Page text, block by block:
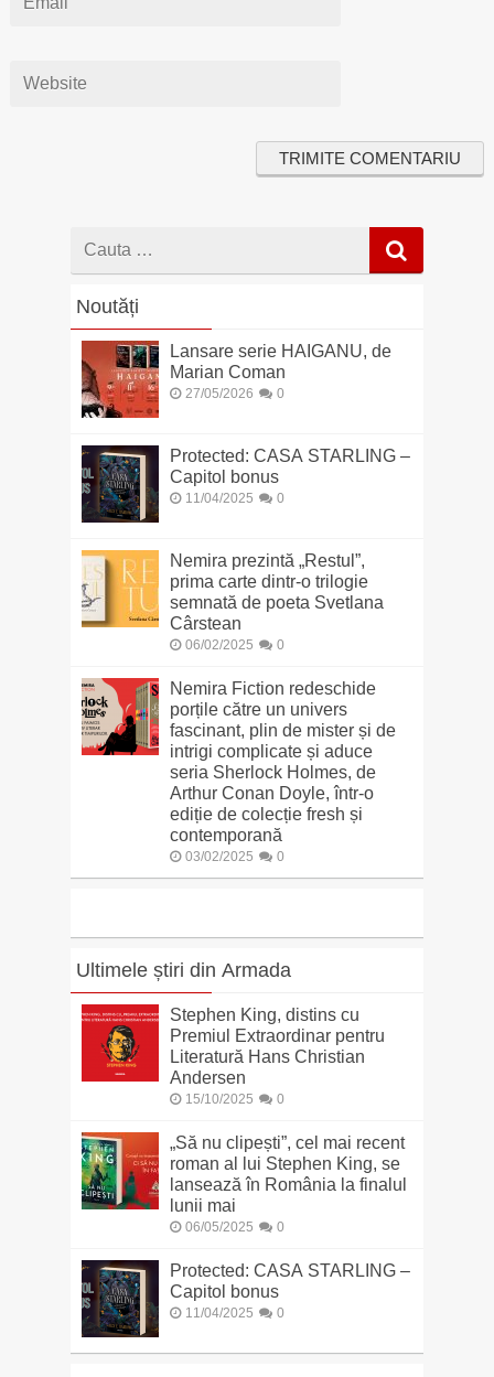
Cauta
Noutăți
Lansare serie HAIGANU, de
Marian Coman
27/05/2026 0
Protected: CASA STARLING –
Capitol bonus
11/04/2025 0
Nemira prezintă „Restul”,
prima carte dintr-o trilogie
semnată de poeta Svetlana
Cârstean
06/02/2025 0
Nemira Fiction redeschide
porțile către un univers
fascinant, plin de mister și de
intrigi complicate și aduce
seria Sherlock Holmes, de
Arthur Conan Doyle, într-o
ediție de colecție fresh și
contemporană
03/02/2025 0
Ultimele știri din Armada
Stephen King, distins cu
Premiul Extraordinar pentru
Literatură Hans Christian
Andersen
15/10/2025 0
„Să nu clipești”, cel mai recent
roman al lui Stephen King, se
lansează în România la finalul
lunii mai
06/05/2025 0
Protected: CASA STARLING –
Capitol bonus
11/04/2025 0